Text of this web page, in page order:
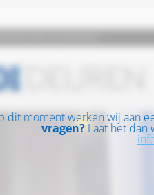
dit moment werken wij aan
vragen? Laat het dan